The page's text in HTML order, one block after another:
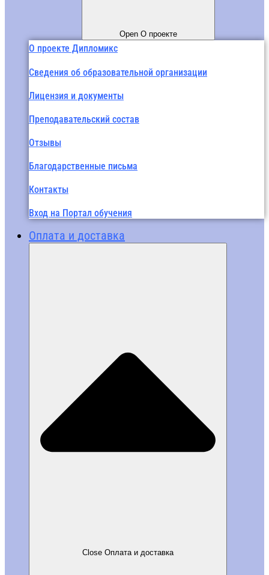
Open О проекте
О проекте Дипломикс
Сведения об образовательной организации
Лицензия и документы
Преподавательский состав
Отзывы
Благодарственные письма
Контакты
Вход на Портал обучения
Оплата и доставка
Close Оплата и доставка